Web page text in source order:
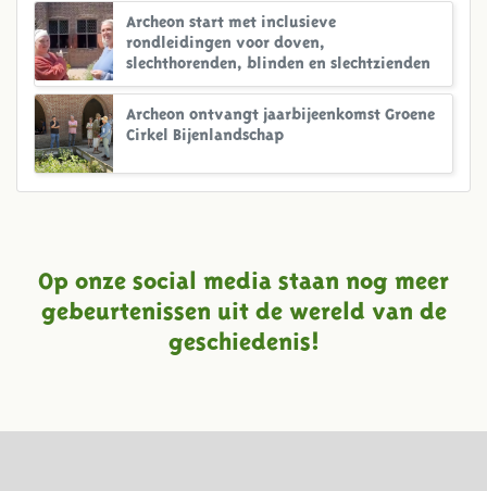
Archeon start met inclusieve
rondleidingen voor doven,
slechthorenden, blinden en slechtzienden
Archeon ontvangt jaarbijeenkomst Groene
Cirkel Bijenlandschap
Op onze social media staan nog meer
gebeurtenissen uit de wereld van de
geschiedenis!